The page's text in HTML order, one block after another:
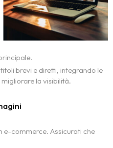
titoli brevi e diretti, integrando le
la visibilità.
e-commerce. Assicurati che